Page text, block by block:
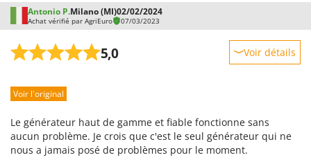
Antonio P.Milano (MI)02/02/2024
Achat vérifié par AgriEuro 07/03/2023
5,0 Voir détails
Prestations
Qualité / Prix
Facilité de montage
Voir l'original
Le générateur haut de gamme et fiable fonctionne sans
aucun problème. Je crois que c'est le seul générateur qui ne
nous a jamais posé de problèmes pour le moment.